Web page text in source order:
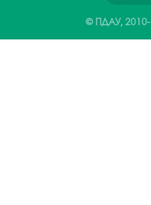
© ПДАУ, 2010-